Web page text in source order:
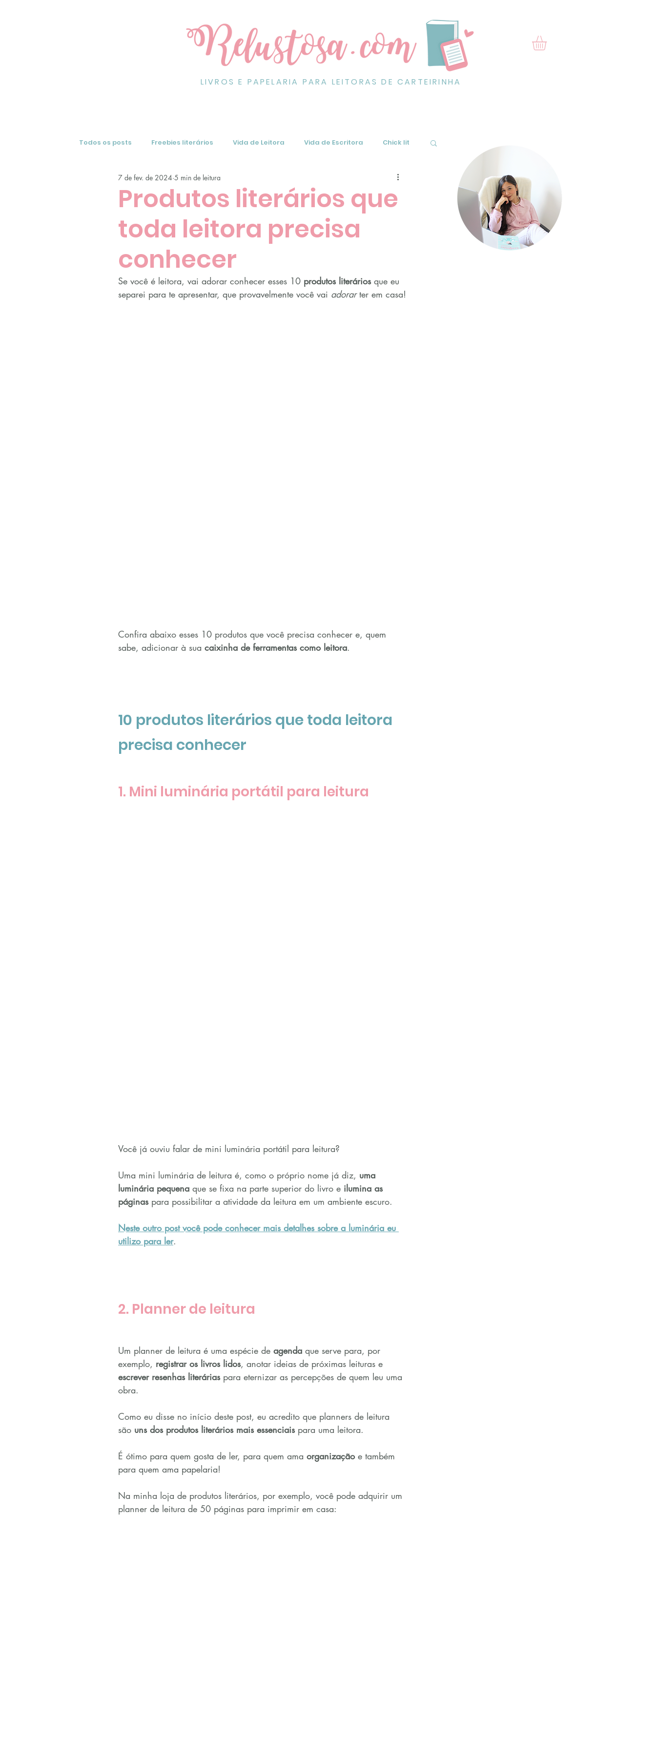
LIVROS E PAPELARIA PARA LEITORAS DE CARTEIRINHA
Todos os posts Freebies literários Vida de Leitora Vida de Escritora Chick lit
Resenhas de livros Dicas
Produtos literários que
toda leitora precisa
conhecer
7 de fev. de 2024 5 min de leitura
Se você é leitora, vai adorar conhecer esses 10 produtos literários que eu
separei para te apresentar, que provavelmente você vai adorar ter em casa!
Confira abaixo esses 10 produtos que você precisa conhecer e, quem
sabe, adicionar à sua caixinha de ferramentas como leitora.
10 produtos literários que toda leitora
precisa conhecer
1. Mini luminária portátil para leitura
Você já ouviu falar de mini luminária portátil para leitura?
Uma mini luminária de leitura é, como o próprio nome já diz, uma
luminária pequena que se fixa na parte superior do livro e ilumina as
páginas para possibilitar a atividade da leitura em um ambiente escuro.
Neste outro post você pode conhecer mais detalhes sobre a luminária eu
utilizo para ler.
2. Planner de leitura
Um planner de leitura é uma espécie de agenda que serve para, por
exemplo, registrar os livros lidos, anotar ideias de próximas leituras e
escrever resenhas literárias para eternizar as percepções de quem leu uma
obra.
Como eu disse no início deste post, eu acredito que planners de leitura
são uns dos produtos literários mais essenciais para uma leitora.
É ótimo para quem gosta de ler, para quem ama organização e também
para quem ama papelaria!
Na minha loja de produtos literários, por exemplo, você pode adquirir um
planner de leitura de 50 páginas para imprimir em casa: